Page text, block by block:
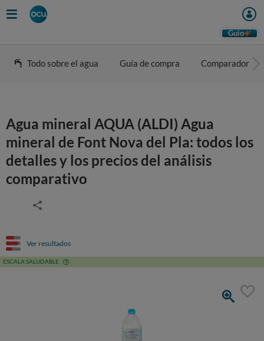
Guio
Todo sobre el agua Guía de compra Comparador
Agua mineral AQUA (ALDI) Agua
mineral de Font Nova del Pla: todos los
detalles y los precios del análisis
comparativo
Ver resultados
ESCALA SALUDABLE